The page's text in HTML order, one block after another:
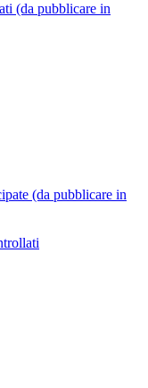
(da pubblicare in
(da pubblicare in